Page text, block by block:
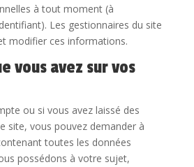
à tout moment (à
Les gestionnaires du site
modifier ces informations.
vous avez sur vos
ou si vous avez laissé des
site, vous pouvez demander à
toutes les données
possédons à votre sujet,